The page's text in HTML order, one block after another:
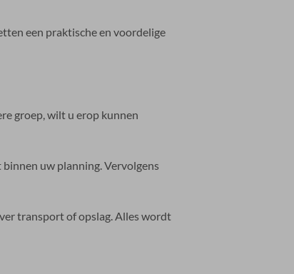
een praktische en voordelige
groep, wilt u erop kunnen
uw planning. Vervolgens
transport of opslag. Alles wordt